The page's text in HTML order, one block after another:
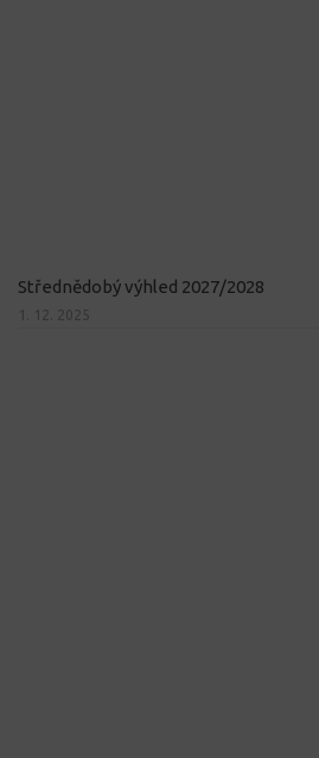
Střednědobý výhled 2027/2028
1. 12. 2025